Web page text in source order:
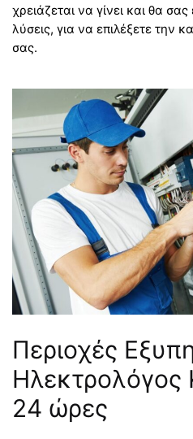
χρειάζεται να γίνει και θα
λύσεις, για να επιλέξετε την
σας.
Περιοχές
Ηλεκτρολόγος
24 ώρες